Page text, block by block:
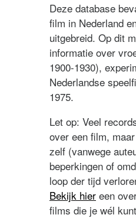
Deze database
film in Nederland
uitgebreid. Op dit
informatie over
1900-1930),
Nederlandse
1975.
Let op: Veel
over een film,
zelf (vanwege
beperkingen of
loop der tijd
Bekijk hier een
films die je wél